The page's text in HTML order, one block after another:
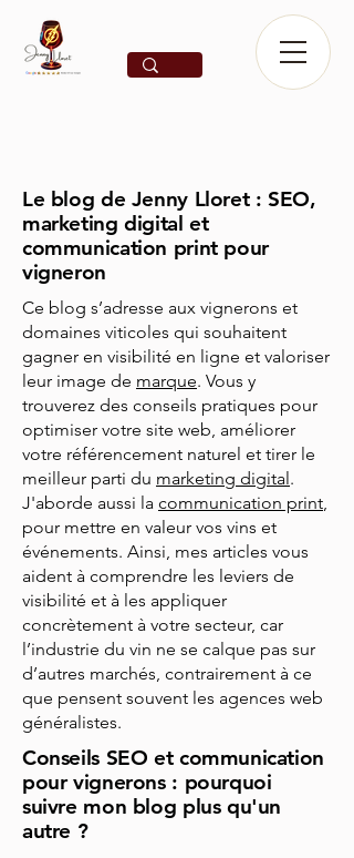
Le blog de Jenny Lloret : SEO,
marketing digital et
communication print pour
vigneron
Ce blog s’adresse aux vignerons et
domaines viticoles qui souhaitent
gagner en visibilité en ligne et valoriser
leur image de marque. Vous y
trouverez des conseils pratiques pour
optimiser votre site web, améliorer
votre référencement naturel et tirer le
meilleur parti du marketing digital.
J'aborde aussi la communication print,
pour mettre en valeur vos vins et
événements. Ainsi, mes articles vous
aident à comprendre les leviers de
visibilité et à les appliquer
concrètement à votre secteur, car
l’industrie du vin ne se calque pas sur
d’autres marchés, contrairement à ce
que pensent souvent les agences web
généralistes.
Conseils SEO et communication
pour vignerons : pourquoi
suivre mon blog plus qu'un
autre ?